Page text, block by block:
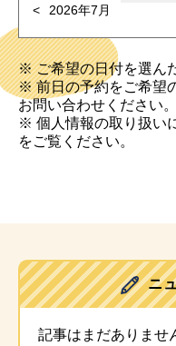
2026年7月
※ ご希望の日付を選ん
※ 前日の予約をご希望
お問い合わせください。
※ 個人情報の取り扱い
をご覧ください。
ニ
記事はまだありませ